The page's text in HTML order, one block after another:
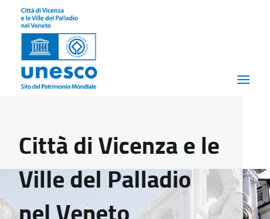
Città di Vicenza e le
Ville del Palladio
nel Veneto